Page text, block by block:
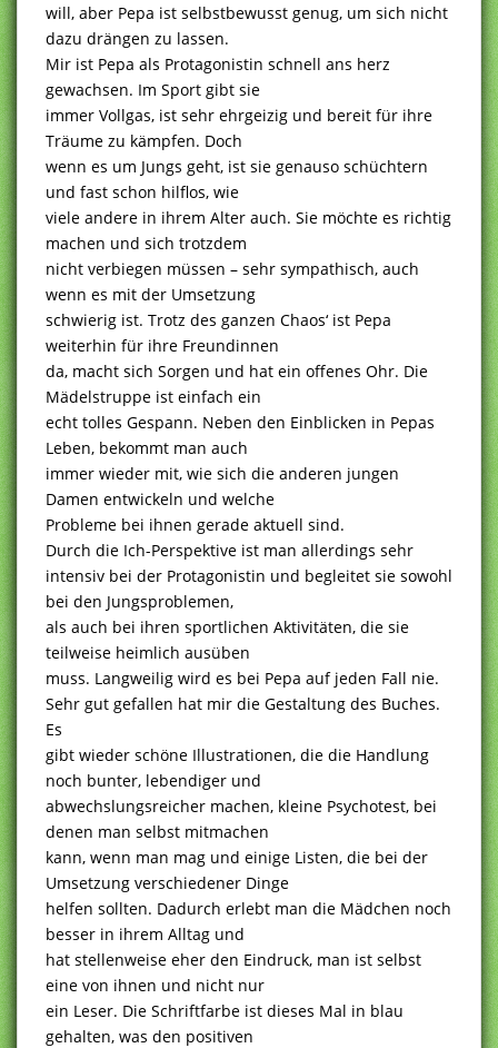
will, aber Pepa ist selbstbewusst genug, um sich nicht
dazu drängen zu lassen.
Mir ist Pepa als Protagonistin schnell ans herz
gewachsen. Im Sport gibt sie
immer Vollgas, ist sehr ehrgeizig und bereit für ihre
Träume zu kämpfen. Doch
wenn es um Jungs geht, ist sie genauso schüchtern
und fast schon hilflos, wie
viele andere in ihrem Alter auch. Sie möchte es richtig
machen und sich trotzdem
nicht verbiegen müssen – sehr sympathisch, auch
wenn es mit der Umsetzung
schwierig ist. Trotz des ganzen Chaos‘ ist Pepa
weiterhin für ihre Freundinnen
da, macht sich Sorgen und hat ein offenes Ohr. Die
Mädelstruppe ist einfach ein
echt tolles Gespann. Neben den Einblicken in Pepas
Leben, bekommt man auch
immer wieder mit, wie sich die anderen jungen
Damen entwickeln und welche
Probleme bei ihnen gerade aktuell sind.
Durch die Ich-Perspektive ist man allerdings sehr
intensiv bei der Protagonistin und begleitet sie sowohl
bei den Jungsproblemen,
als auch bei ihren sportlichen Aktivitäten, die sie
teilweise heimlich ausüben
muss. Langweilig wird es bei Pepa auf jeden Fall nie.
Sehr gut gefallen hat mir die Gestaltung des Buches.
Es
gibt wieder schöne Illustrationen, die die Handlung
noch bunter, lebendiger und
abwechslungsreicher machen, kleine Psychotest, bei
denen man selbst mitmachen
kann, wenn man mag und einige Listen, die bei der
Umsetzung verschiedener Dinge
helfen sollten. Dadurch erlebt man die Mädchen noch
besser in ihrem Alltag und
hat stellenweise eher den Eindruck, man ist selbst
eine von ihnen und nicht nur
ein Leser. Die Schriftfarbe ist dieses Mal in blau
gehalten, was den positiven